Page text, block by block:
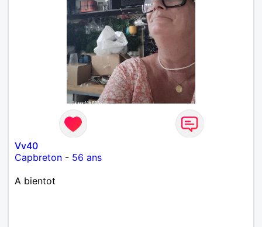
Vv40
Capbreton - 56 ans
A bientot